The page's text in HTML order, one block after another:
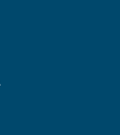
giorno.
ogni giorno.
giorno.